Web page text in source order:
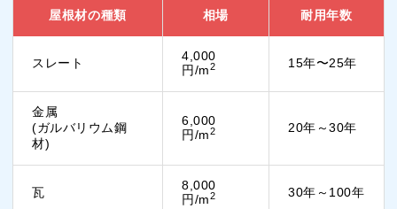
屋根材の種類 相場 耐用年数
スレート
4,000
円/m2 15年〜25年
金属
(ガルバリウム鋼
材)
6,000
円/m2 20年～30年
瓦
8,000
円/m2 30年～100年